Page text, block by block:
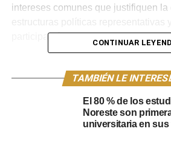
intereses comunes que justifiquen la
participación ciudadana.
“entendemos que nosotros, dentro
Intendente (Wilson Ezquerra), para
Municipio de Caraguatá para el año
CONTINUAR
TAMBIÉN LE
El 80 % de los
Noreste son
universitaria en sus